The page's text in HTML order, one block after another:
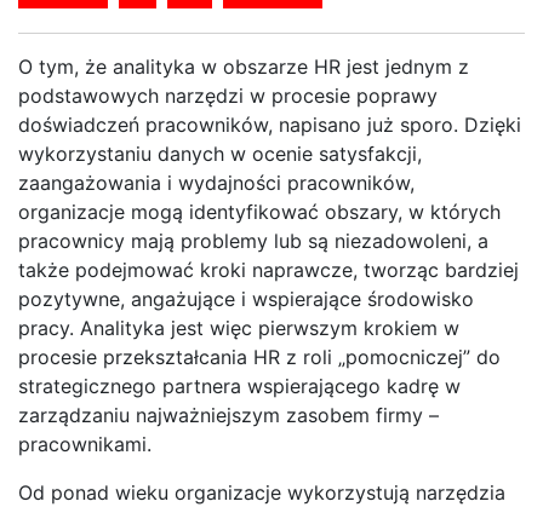
O tym, że analityka w obszarze HR jest jednym z
podstawowych narzędzi w procesie poprawy
doświadczeń pracowników, napisano już sporo. Dzięki
wykorzystaniu danych w ocenie satysfakcji,
zaangażowania i wydajności pracowników,
organizacje mogą identyfikować obszary, w których
pracownicy mają problemy lub są niezadowoleni, a
także podejmować kroki naprawcze, tworząc bardziej
pozytywne, angażujące i wspierające środowisko
pracy. Analityka jest więc pierwszym krokiem w
procesie przekształcania HR z roli „pomocniczej” do
strategicznego partnera wspierającego kadrę w
zarządzaniu najważniejszym zasobem firmy –
pracownikami.
Od ponad wieku organizacje wykorzystują narzędzia